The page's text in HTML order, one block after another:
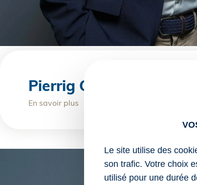
Pierrig Coutand
En savoir plus
Le site utilise des
son trafic. Votre choix
utilisé pour une durée